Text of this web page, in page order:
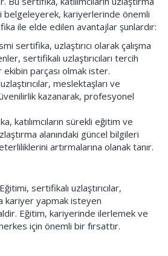
belgeleyerek, kariyerlerinde önemli
ile elde edilen avantajlar şunlardır:
sertifika, uzlaştırıcı olarak çalışma
sertifikalı uzlaştırıcıları tercih
parçası olmak ister.
meslektaşları ve
kazanarak, profesyonel
katılımcıların sürekli eğitim ve
alanındaki güncel bilgileri
artırmalarına olanak tanır.
sertifikalı uzlaştırıcılar,
kariyer yapmak isteyen
Eğitim, kariyerinde ilerlemek ve
için önemli bir fırsattır.